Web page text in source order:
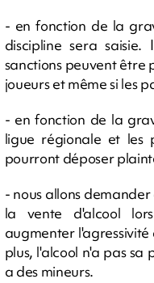
- en fonction de la
discipline sera
sanctions peuvent être
joueurs et même si les
- en fonction de la
ligue régionale et les
pourront déposer
- nous allons
la vente d'alcool
augmenter
plus, l'alcool n'a pas sa
a des mineurs.